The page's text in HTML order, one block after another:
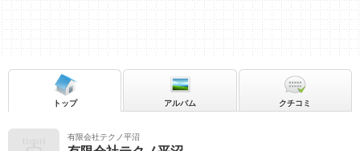
有限会社テクノ平沼
トップ アルバム クチコミ